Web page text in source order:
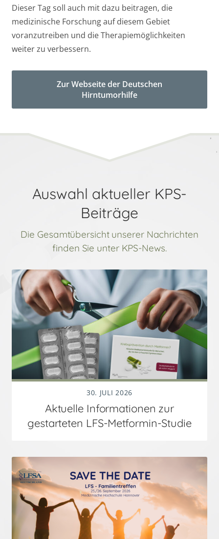
Dieser Tag soll auch mit dazu beitragen, die
medizinische Forschung auf diesem Gebiet
voranzutreiben und die Therapiemöglichkeiten
weiter zu verbessern.
Zur Webseite der Deutschen
Hirntumorhilfe
Auswahl aktueller KPS-
Beiträge
Die Gesamtübersicht unserer Nachrichten
finden Sie unter KPS-News.
30. JULI 2026
Aktuelle Informationen zur
gestarteten LFS-Metformin-Studie